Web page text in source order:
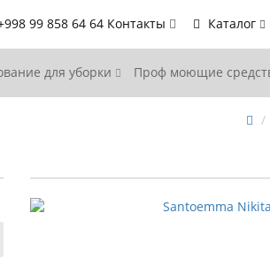
99 858 64 64 Контакты Каталог
для уборки Проф моющие